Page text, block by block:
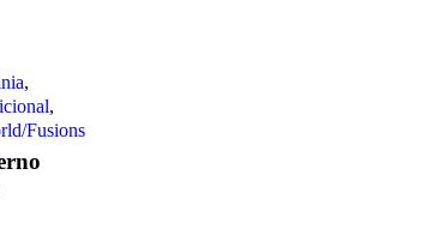
,
,
Fusions